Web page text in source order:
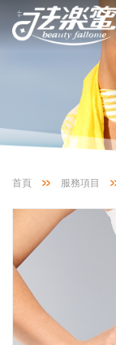
首頁 服務項目